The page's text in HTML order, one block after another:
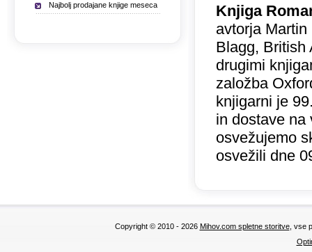
Knjiga
avtorja
Blagg, British
drugimi
založba
knjigarni je
in dostave na
osvežujemo
osvežili dne
Najbolj prodajane knjige meseca
Copyright © 2010 - 2026 Mihov.com spletne storitve, vse